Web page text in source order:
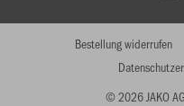
© 2026 JAKO
Bestellung widerrufen